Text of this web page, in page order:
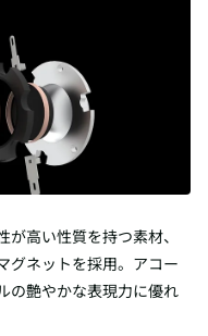
高い性質を持つ素材、
グネットを採用。アコー
の艶やかな表現力に優れ